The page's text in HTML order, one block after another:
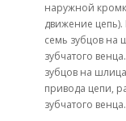
наружной
движение
семь зубцов на
зубчатого
зубцов на
привода цепи,
зубчатого